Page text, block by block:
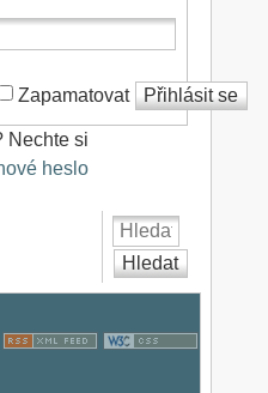
Zapamatovat Přihlásit se
Nechte si
heslo
Hledat